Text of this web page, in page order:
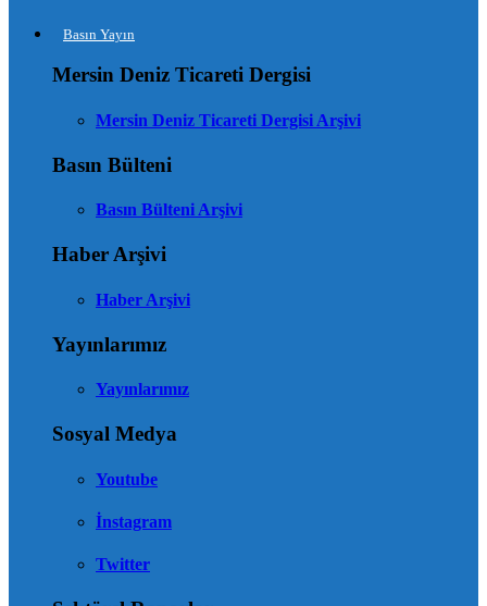
Basın Yayın
Mersin Deniz Ticareti Dergisi
Mersin Deniz Ticareti Dergisi Arşivi
Basın Bülteni
Basın Bülteni Arşivi
Haber Arşivi
Haber Arşivi
Yayınlarımız
Yayınlarımız
Sosyal Medya
Youtube
İnstagram
Twitter